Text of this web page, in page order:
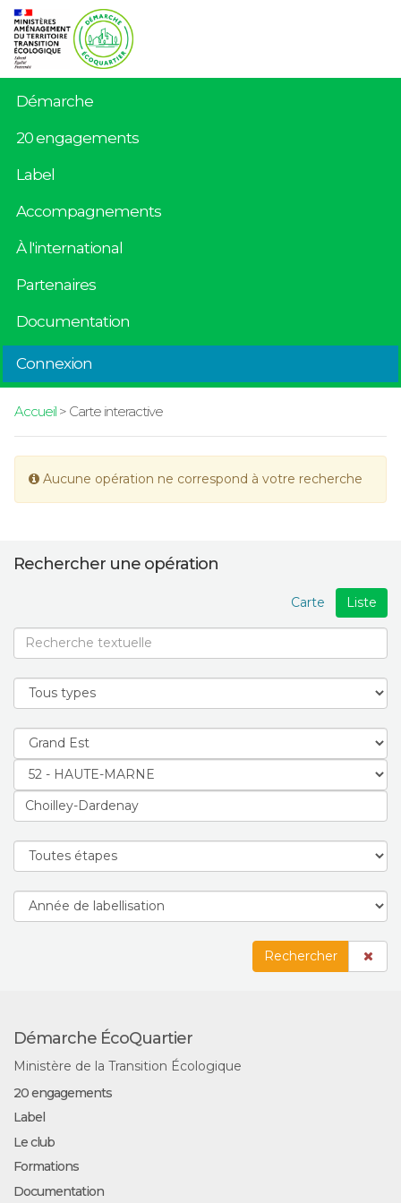
Démarche
20 engagements
Label
Accompagnements
À l'international
Partenaires
Documentation
Connexion
Accueil> Carte interactive
Aucune opération ne correspond à votre recherche
Rechercher une opération
Liste
Carte
Rechercher
Démarche ÉcoQuartier
Ministère de la Transition Écologique
20 engagements
Label
Le club
Formations
Documentation